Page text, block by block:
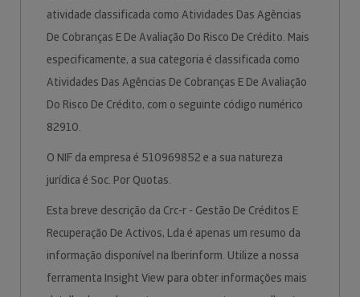
atividade classificada como Atividades Das Agências
De Cobranças E De Avaliação Do Risco De Crédito. Mais
especificamente, a sua categoria é classificada como
Atividades Das Agências De Cobranças E De Avaliação
Do Risco De Crédito, com o seguinte código numérico
82910.
O NIF da empresa é 510969852 e a sua natureza
jurídica é Soc. Por Quotas.
Esta breve descrição da Crc-r - Gestão De Créditos E
Recuperação De Activos, Lda é apenas um resumo da
informação disponível na Iberinform. Utilize a nossa
ferramenta Insight View para obter informações mais